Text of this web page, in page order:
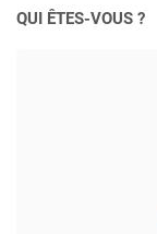
QUI ÊTES-VOUS ?